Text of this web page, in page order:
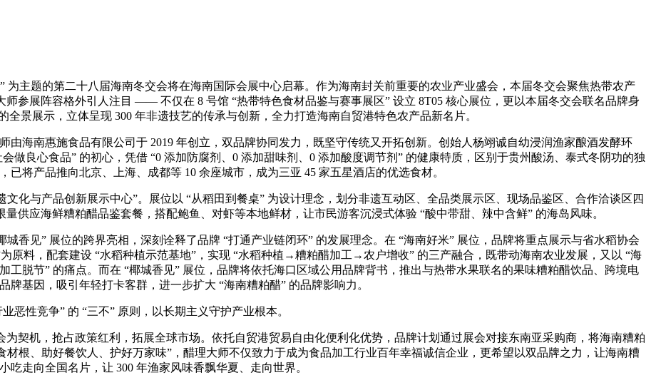
为主题的第二十八届海南冬交会将在海南国际会展中心启幕。作为海南封关前重要的农业产业盛会，本届冬交会聚焦热带农产
参展阵容格外引人注目 —— 不仅在 8 号馆 “热带特色食材品鉴与赛事展区” 设立 8T05 核心展位，更以本届冬交会联名品牌身
景展示，立体呈现 300 年非遗技艺的传承与创新，全力打造海南自贸港特色农产品新名片。
由海南惠施食品有限公司于 2019 年创立，双品牌协同发力，既坚守传统又开拓创新。创始人杨翊诚自幼浸润渔家酿酒发酵环
做良心食品” 的初心，凭借 “0 添加防腐剂、0 添加甜味剂、0 添加酸度调节剂” 的健康特质，区别于贵州酸汤、泰式冬阴功的独
将产品推向北京、上海、成都等 10 余座城市，成为三亚 45 家五星酒店的优选食材。
化与产品创新展示中心”。展位以 “从稻田到餐桌” 为设计理念，划分非遗互动区、全品类展示区、现场品鉴区、合作洽谈区四
供应海鲜糟粕醋品鉴套餐，搭配鲍鱼、对虾等本地鲜材，让市民游客沉浸式体验 “酸中带甜、辣中含鲜” 的海岛风味。
香见” 展位的跨界亮相，深刻诠释了品牌 “打通产业链闭环” 的发展理念。在 “海南好米” 展位，品牌将重点展示与省水稻协会
料，配套建设 “水稻种植示范基地”，实现 “水稻种植→糟粕醋加工→农户增收” 的三产融合，既带动海南农业发展，又以 “海
工脱节” 的痛点。而在 “椰城香见” 展位，品牌将依托海口区域公用品牌背书，推出与热带水果联名的果味糟粕醋饮品、跨境电
基因，吸引年轻打卡客群，进一步扩大 “海南糟粕醋” 的品牌影响力。
恶性竞争” 的 “三不” 原则，以长期主义守护产业根本。
契机，抢占政策红利，拓展全球市场。依托自贸港贸易自由化便利化优势，品牌计划通过展会对接东南亚采购商，将海南糟粕
材根、助好餐饮人、护好万家味”，醋理大师不仅致力于成为食品加工行业百年幸福诚信企业，更希望以双品牌之力，让海南糟
走向全国名片，让 300 年渔家风味香飘华夏、走向世界。